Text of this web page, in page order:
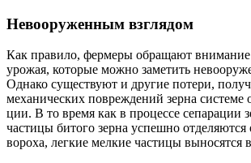
Невооруженным взглядом
Как пра­ви­ло, фер­ме­ры обра­ща­ют вни­ма­ние
уро­жая, кото­рые мож­но заме­тить
Одна­ко суще­ству­ют и дру­гие поте­ри,
меха­ни­че­ских повре­жде­ний зер­на систе­ме
ции. В то вре­мя как в про­цес­се сепа­ра­ции
части­цы бито­го зер­на успеш­но отде­ля­ют­ся
воро­ха, лег­кие мел­кие части­цы выно­сят­ся